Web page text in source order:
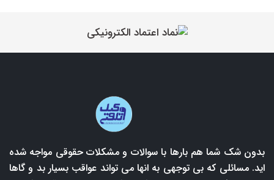
بدون شک شما هم بارها با سوالات و مشکلات حقوقی مواجه شده
اید. مسائلی که بی توجهی به انها می تواند عواقب بسیار بد و گاها